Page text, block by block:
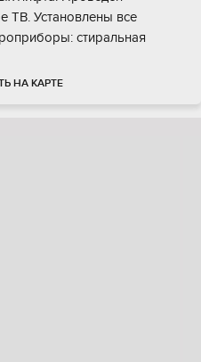
ТВ. Установлены все
стиральная
НА КАРТЕ